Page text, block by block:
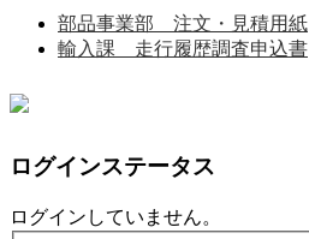
部品事業部 注文・見積用紙
輸入課 走行履歴調査申込書
ログインステータス
ログインしていません。